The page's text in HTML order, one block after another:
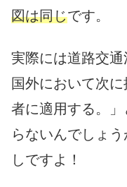
図は同じです。
実際には道路交
国外において次
者に適用する。
らないんでしょう
しですよ！